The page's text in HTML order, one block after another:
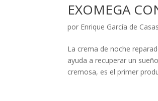
EXOMEGA
por Enrique García de
La crema de noche
ayuda a recuperar un
cremosa, es el primer